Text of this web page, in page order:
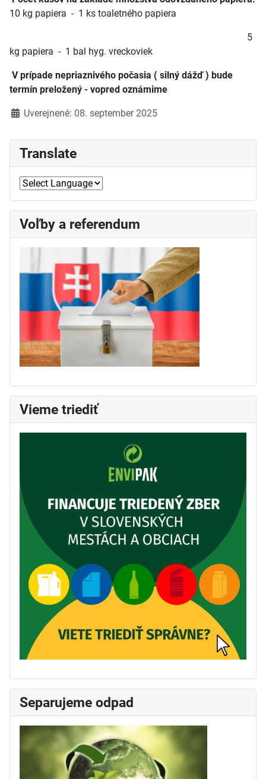
Translate
Voľby a referendum
Vieme triediť
Separujeme odpad
10 kg papiera - 1 ks toaletného papiera
5
kg papiera - 1 bal hyg. vreckoviek
V prípade nepriaznivého počasia ( silný dážď ) bude
termín preložený - vopred oznámime
DetailyUverejnené: 08. september 2025